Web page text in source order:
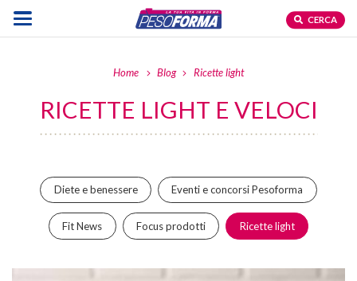
CERCA
Home Blog Ricette light
RICETTE LIGHT E VELOCI
Diete e benessere Eventi e concorsi Pesoforma
Fit News Focus prodotti Ricette light